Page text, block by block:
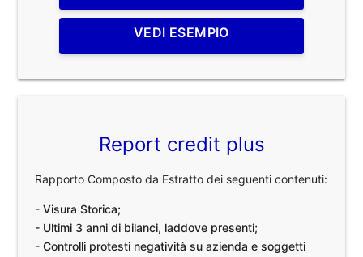
VEDI ESEMPIO
Report credit plus
Rapporto Composto da Estratto dei seguenti contenuti:
- Visura Storica;
- Ultimi 3 anni di bilanci, laddove presenti;
- Controlli protesti negatività su azienda e soggetti